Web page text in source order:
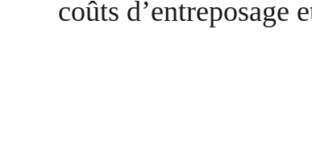
coûts d’entreposage